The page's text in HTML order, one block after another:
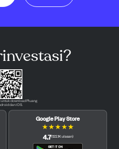
untuk download Pluang
dan iOS.
Google Play Store
★★★★★
4.7(122.1K ulasan)